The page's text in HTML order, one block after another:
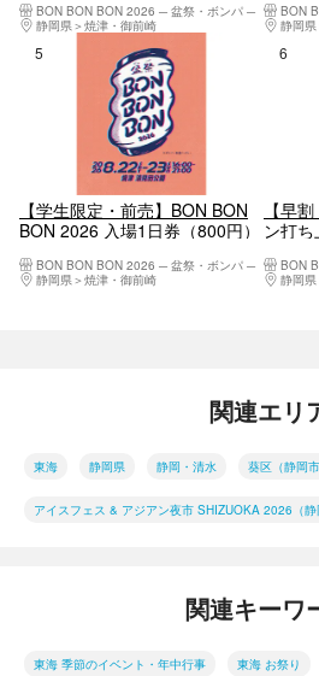
BON BON BON 2026 ─ 盆祭・ボンパ ─
静岡県
焼津・御前崎
BON
静岡県
【学生限定・前売】BON BON
BON 2026 入場1日券（800円）
BON BON BON 2026 ─ 盆祭・ボンパ ─
静岡県
焼津・御前崎
【早
ン打
BON
静岡県
関連エリ
東海 静岡県 静岡・清水 葵区（静岡市
アイスフェス & アジアン夜市 SHIZUOKA 2026（静
関連キーワ
東海 季節のイベント・年中行事 東海 お祭り